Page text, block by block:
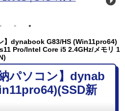
】dynabook G83/HS (Win11pro64)
Pro/Intel Core i5 2.4GHz/メモリ 1
パソコン】dynab
新